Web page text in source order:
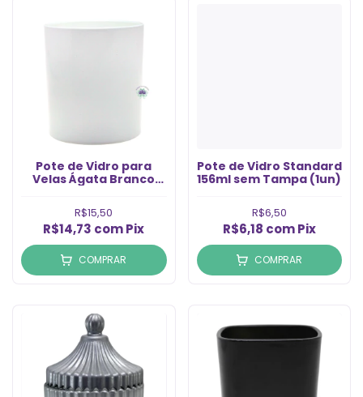
Pote de Vidro para
Velas Ágata Branco
R$15,50
R$14,73 comPix
COMPRAR
Pote de Vidro Standard
156ml sem Tampa (1un)
R$6,50
R$6,18 com Pix
COMPRAR